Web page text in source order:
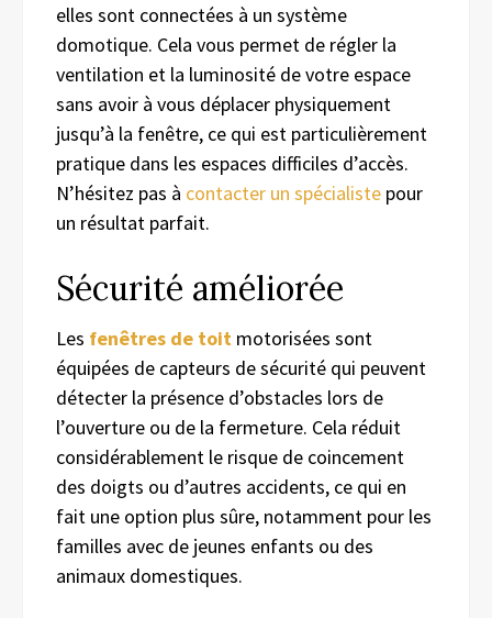
elles sont connectées à un système
domotique. Cela vous permet de régler la
ventilation et la luminosité de votre espace
sans avoir à vous déplacer physiquement
jusqu’à la fenêtre, ce qui est particulièrement
pratique dans les espaces difficiles d’accès.
N’hésitez pas à contacter un spécialiste pour
un résultat parfait.
Sécurité améliorée
Les fenêtres de toit motorisées sont
équipées de capteurs de sécurité qui peuvent
détecter la présence d’obstacles lors de
l’ouverture ou de la fermeture. Cela réduit
considérablement le risque de coincement
des doigts ou d’autres accidents, ce qui en
fait une option plus sûre, notamment pour les
familles avec de jeunes enfants ou des
animaux domestiques.